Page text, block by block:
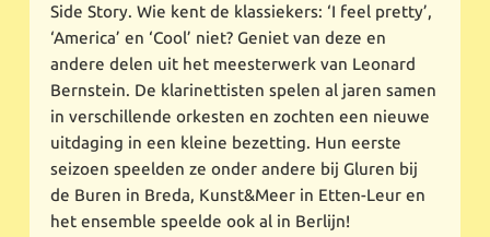
Side Story. Wie kent de klassiekers: ‘I feel pretty’,
‘America’ en ‘Cool’ niet? Geniet van deze en
andere delen uit het meesterwerk van Leonard
Bernstein. De klarinettisten spelen al jaren samen
in verschillende orkesten en zochten een nieuwe
uitdaging in een kleine bezetting. Hun eerste
seizoen speelden ze onder andere bij Gluren bij
de Buren in Breda, Kunst&Meer in Etten-Leur en
het ensemble speelde ook al in Berlijn!